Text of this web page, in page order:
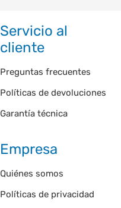
Servicio al
cliente
Preguntas frecuentes
Políticas de devoluciones
Garantía técnica
Empresa
Quiénes somos
Políticas de privacidad